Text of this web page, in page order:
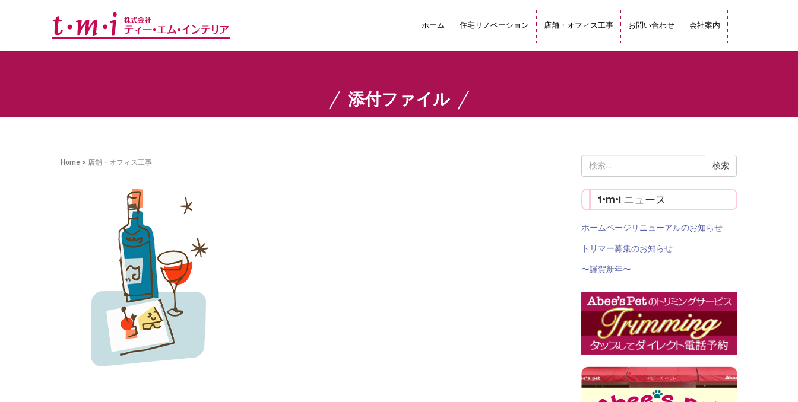
ホーム 住宅リノベーション 店舗・オフィス工事 お問い合わせ 会社案内
添付ファイル
Home > 店舗・オフィス工事
検
索:
t•m•i ニュース
ホームページリニューアルのお知らせ
トリマー募集のお知らせ
〜謹賀新年〜